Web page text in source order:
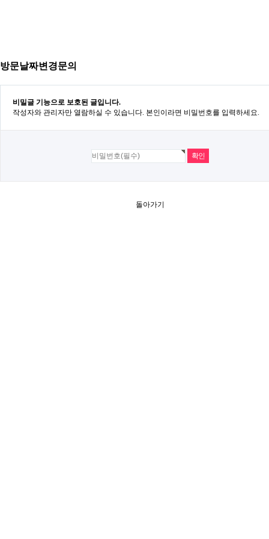
방문날짜변경문의
비밀글 기능으로 보호된 글입니다.
작성자와 관리자만 열람하실 수 있습니다. 본인이라면 비밀번호를 입력하세요.
돌아가기